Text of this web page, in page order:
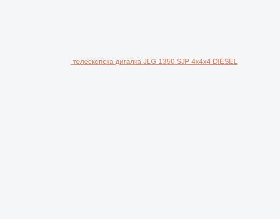
телескопска дигалка JLG 1350 SJP 4x4x4 DIESEL